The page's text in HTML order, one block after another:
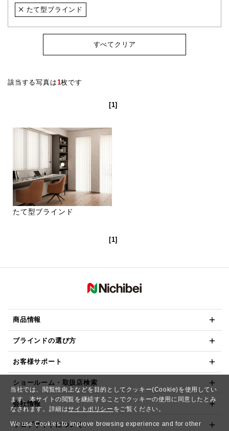
当社では、閲覧性向上などを目的としてクッキー(Cookie)を使用してい
ます。本サイトの閲覧を継続することでクッキーの使用に同意したとみ
なされます。詳細はサイトポリシー をご覧ください。
We use Cookies to improve browsing experience and for other
たて型ブラインド
すべてクリア
該当する写真は1枚です
[1]
たて型ブラインド
[1]
商品情報
ブラインドの選び方
お客様サポート
ショールーム・取扱店検索
会社情報
ウェブサイトについて